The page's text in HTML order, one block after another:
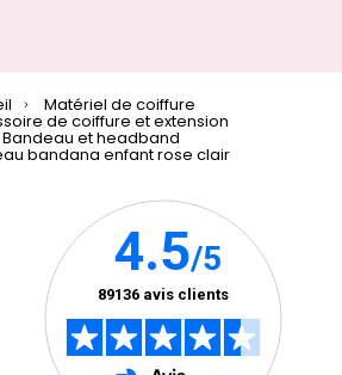
Matériel de coiffure
de coiffure et extension
Bandeau et headband
bandana enfant rose clair